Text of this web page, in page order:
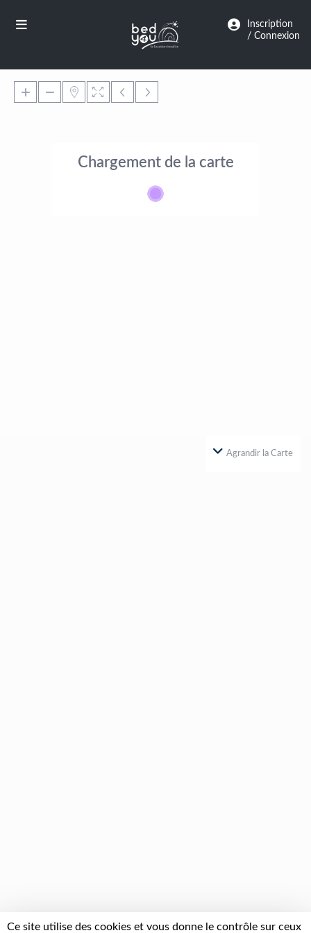
Inscription
/ Connexion
Chargement de la carte
Agrandir la Carte
Ce site utilise des cookies et vous donne le contrôle sur ceux